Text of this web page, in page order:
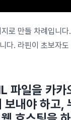
로 만들 차례입니다.
다. 라핀이 초보자
파일을 카카
내야 하고,